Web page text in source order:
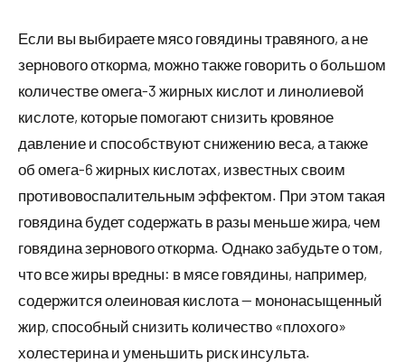
Если вы выбираете мясо говядины травяного, а не
зернового откорма, можно также говорить о большом
количестве омега-3 жирных кислот и линолиевой
кислоте, которые помогают снизить кровяное
давление и способствуют снижению веса, а также
об омега-6 жирных кислотах, известных своим
противовоспалительным эффектом. При этом такая
говядина будет содержать в разы меньше жира, чем
говядина зернового откорма. Однако забудьте о том,
что все жиры вредны: в мясе говядины, например,
содержится олеиновая кислота — мононасыщенный
жир, способный снизить количество «плохого»
холестерина и уменьшить риск инсульта.